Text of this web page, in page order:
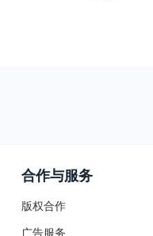
合作与服务
版权合作
广告服务